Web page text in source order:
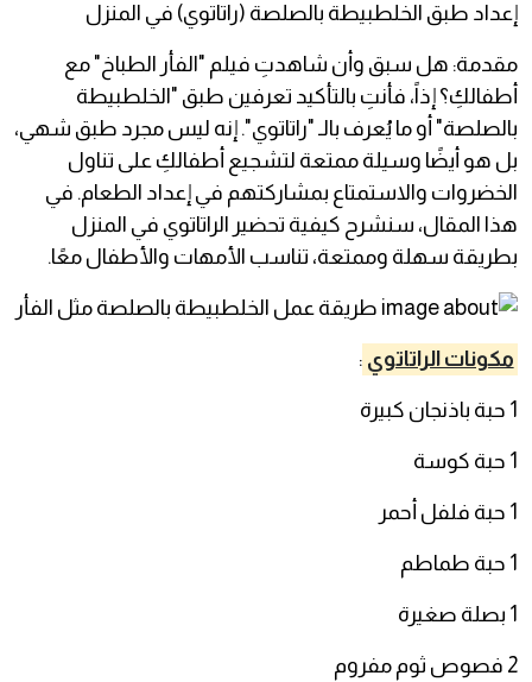
إعداد طبق الخلطبيطة بالصلصة (راتاتوي) في المنزل
مقدمة: هل سبق وأن شاهدتِ فيلم "الفأر الطباخ" مع
أطفالكِ؟ إذاً، فأنتِ بالتأكيد تعرفين طبق "الخلطبيطة
بالصلصة" أو ما يُعرف بالـ "راتاتوي". إنه ليس مجرد طبق شهي،
بل هو أيضًا وسيلة ممتعة لتشجيع أطفالكِ على تناول
الخضروات والاستمتاع بمشاركتهم في إعداد الطعام. في
هذا المقال، سنشرح كيفية تحضير الراتاتوي في المنزل
بطريقة سهلة وممتعة، تناسب الأمهات والأطفال معًا.
مكونات الراتاتوي :
1 حبة باذنجان كبيرة
1 حبة كوسة
1 حبة فلفل أحمر
1 حبة طماطم
1 بصلة صغيرة
2 فصوص ثوم مفروم